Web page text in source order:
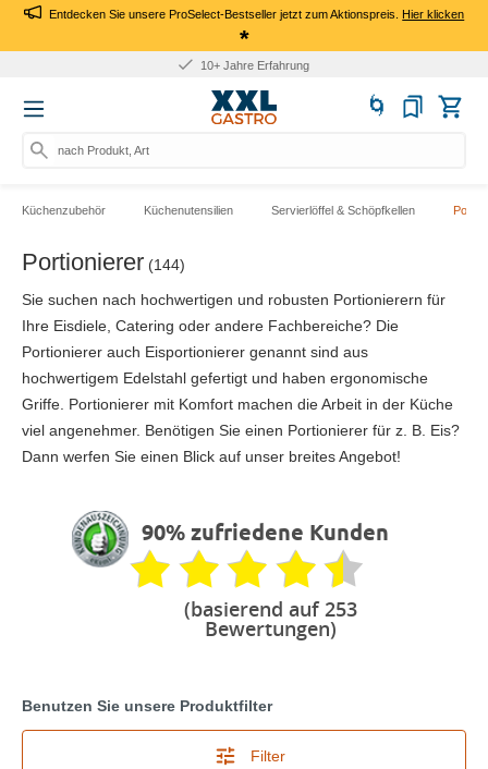
Entdecken Sie unsere ProSelect-Bestseller jetzt zum Aktionspreis.Hier klicken
*
10+ Jahre Erfahrung
nach Produkt, Art.-Nr., Ma
Küchenzubehör Küchenutensilien Servierlöffel & Schöpfkellen
Portionierer (144)
Sie suchen nach hochwertigen und robusten Portionierern für
Ihre Eisdiele, Catering oder andere Fachbereiche? Die
Portionierer auch Eisportionierer genannt sind aus
hochwertigem Edelstahl gefertigt und haben ergonomische
Griffe. Portionierer mit Komfort machen die Arbeit in der Küche
viel angenehmer. Benötigen Sie einen Portionierer für z. B. Eis?
Dann werfen Sie einen Blick auf unser breites Angebot!
90% zufriedene Kunden
(basierend auf 253
Bewertungen)
Benutzen Sie unsere Produktfilter
Filter